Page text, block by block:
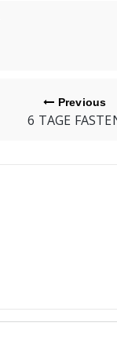
Previous
6 TAGE